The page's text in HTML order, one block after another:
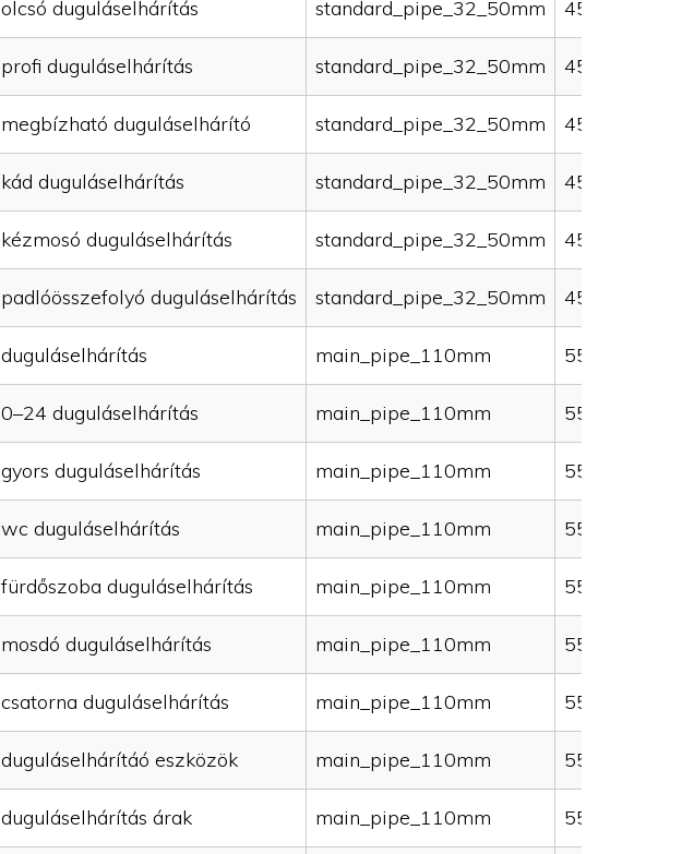
olcsó duguláselhárítás standard_pipe_32_50mm 45000
profi duguláselhárítás standard_pipe_32_50mm 45000
megbízható duguláselhárító standard_pipe_32_50mm 45000
kád duguláselhárítás standard_pipe_32_50mm 45000
kézmosó duguláselhárítás standard_pipe_32_50mm 45000
padlóösszefolyó duguláselhárítás standard_pipe_32_50mm 45000
duguláselhárítás main_pipe_110mm 55000
0–24 duguláselhárítás main_pipe_110mm 55000
gyors duguláselhárítás main_pipe_110mm 55000
wc duguláselhárítás main_pipe_110mm 55000
fürdőszoba duguláselhárítás main_pipe_110mm 55000
mosdó duguláselhárítás main_pipe_110mm 55000
csatorna duguláselhárítás main_pipe_110mm 55000
duguláselhárítáó eszközök main_pipe_110mm 55000
duguláselhárítás árak main_pipe_110mm 55000